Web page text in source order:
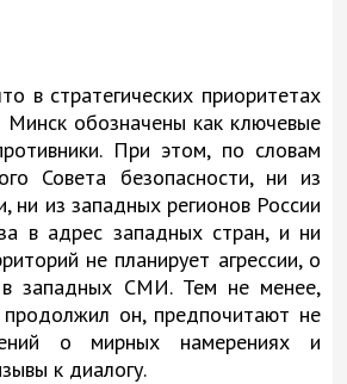
в стратегических приоритетах
обозначены как ключевые
При этом, по словам
Совета безопасности, ни из
ни из западных регионов России
в адрес западных стран, и ни
не планирует агрессии, о
в западных СМИ. Тем не менее,
он, предпочитают не
о мирных намерениях и
к диалогу.